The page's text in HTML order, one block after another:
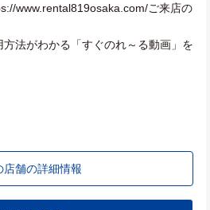
ご来店の
法がわかる「すぐのれ～る動画」を
店舗の詳細情報